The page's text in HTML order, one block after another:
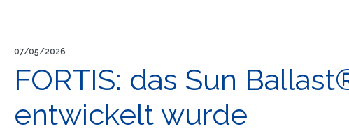
07/05/2026
FORTIS: das Sun
entwickelt wurde